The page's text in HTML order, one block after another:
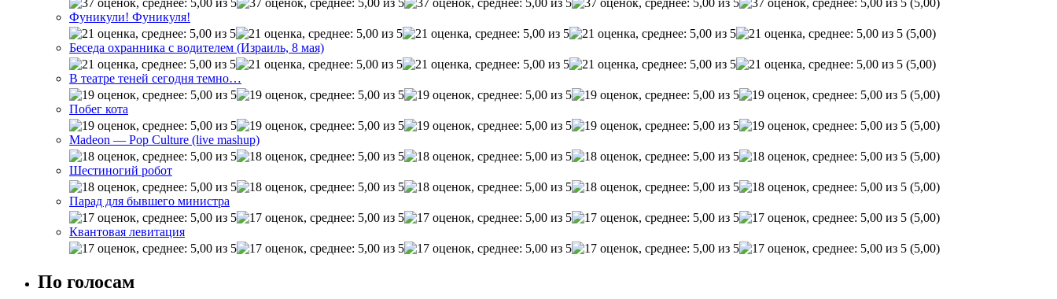
Фуникули! Фуникуля!
(5,00)
Беседа охранника с водителем (Израиль, 8 мая)
(5,00)
В театре теней сегодня темно…
(5,00)
Побег кота
(5,00)
Madeon — Pop Culture (live mashup)
(5,00)
Шестиногий робот
(5,00)
Парад для бывшего министра
(5,00)
Квантовая левитация
(5,00)
По голосам